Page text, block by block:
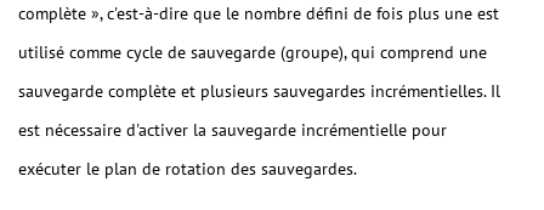
complète », c'est-à-dire que le nombre défini de fois plus une est
utilisé comme cycle de sauvegarde (groupe), qui comprend une
sauvegarde complète et plusieurs sauvegardes incrémentielles. Il
est nécessaire d'activer la sauvegarde incrémentielle pour
exécuter le plan de rotation des sauvegardes.